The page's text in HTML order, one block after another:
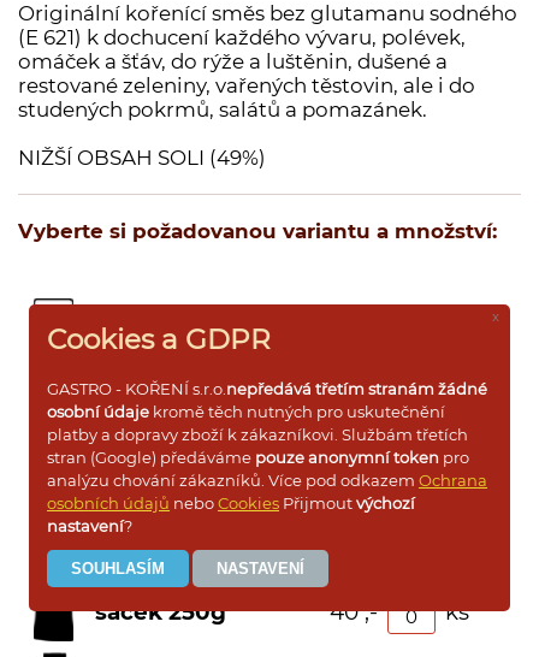
Prázdné dózy a kořenky na koření
Přihlášení pro VO
Originální kořenící směs bez glutamanu sodného
(E 621) k dochucení každého vývaru, polévek,
omáček a šťáv, do rýže a luštěnin, dušené a
restované zeleniny, vařených těstovin, ale i do
studených pokrmů, salátů a pomazánek.
NIŽŠÍ OBSAH SOLI (49%)
Vyberte si požadovanou variantu a množství:
sáček 5kg
sáček 3kg 398 ,- ks
sáček 1kg 133 ,- ks
sáček 500g
sáček 250g 40 ,- ks
x
Cookies a GDPR
GASTRO - KOŘENÍ s.r.o. nepředává třetím stranám žádné
osobní údaje kromě těch nutných pro uskutečnění
platby a dopravy zboží k zákazníkovi. Službám třetích
stran (Google) předáváme pouze anonymní token pro
analýzu chování zákazníků. Více pod odkazem Ochrana
osobních údajů neboCookies Přijmoutvýchozí
nastavení?